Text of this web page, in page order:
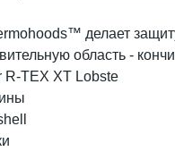
делает
область -
R-TEX XT Lobste